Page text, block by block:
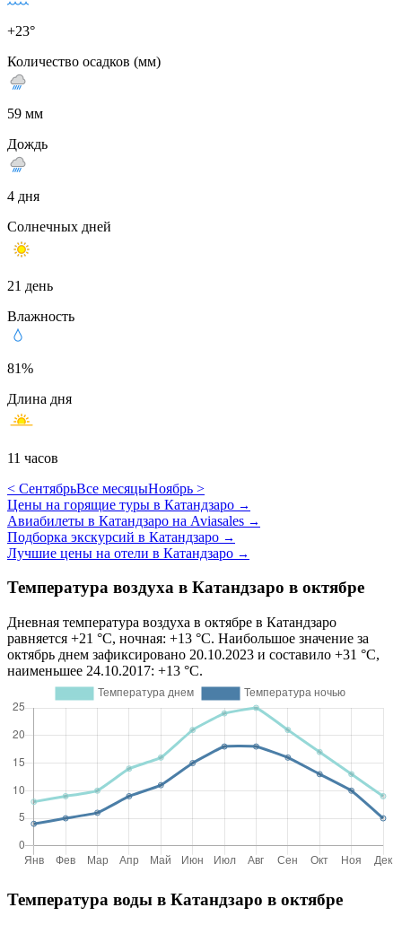
+23°
Количество осадков (мм)
59 мм
Дождь
4 дня
Солнечных дней
21 день
Влажность
81%
Длина дня
11 часов
< СентябрьВсе месяцыНоябрь >
Цены на горящие туры в Катандзаро →
Авиабилеты в Катандзаро на Aviasales →
Подборка экскурсий в Катандзаро →
Лучшие цены на отели в Катандзаро →
Температура воздуха в Катандзаро в октябре
Дневная температура воздуха в октябре в Катандзаро
равняется +21 °C, ночная: +13 °C. Наибольшое значение за
октябрь днем зафиксировано 20.10.2023 и составило +31 °C,
наименьшее 24.10.2017: +13 °C.
Температура воды в Катандзаро в октябре